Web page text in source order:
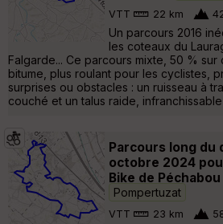
VTT 22 km
Un parcours 2016
les coteaux du
Falgarde... Ce parcours mixte, 50 % sur
bitume, plus roulant pour les cyclistes,
surprises ou obstacles : un ruisseau à
couché et un talus raide,
Parcours long du
octobre 2024
Bike de
Pompertuzat
VTT 23 km